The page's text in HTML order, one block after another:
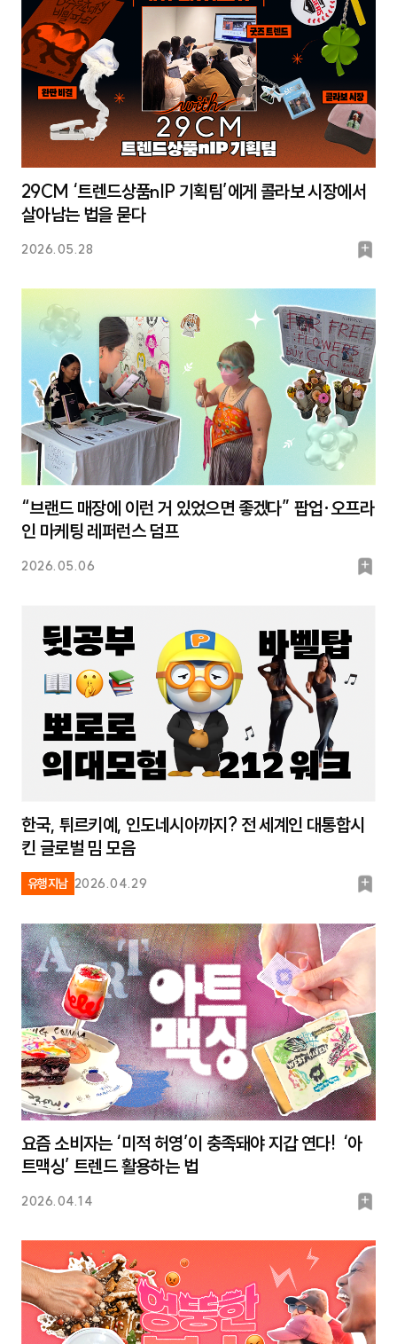
29CM ‘트렌드상품nIP 기획팀’에게 콜라보 시장에서
살아남는 법을 묻다
2026.05.28
북
크
“브랜드 매장에 이런 거 있었으면 좋겠다” 팝업·오프라
인 마케팅 레퍼런스 덤프
2026.05.06
북
한국, 튀르키예, 인도네시아까지? 전 세계인 대통합시
킨 글로벌 밈 모음
유행지남 2026.04.29
북
크
요즘 소비자는 ‘미적 허영’이 충족돼야 지갑 연다! ‘아
트맥싱’ 트렌드 활용하는 법
2026.04.14
북
크